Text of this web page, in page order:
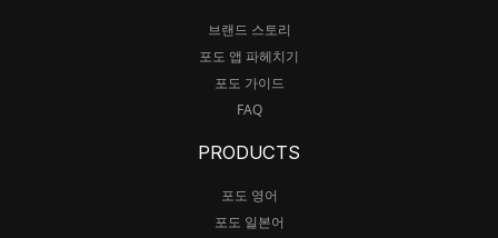
브랜드 스토리
포도 앱 파헤치기
포도 가이드
FAQ
PRODUCTS
포도 영어
포도 일본어